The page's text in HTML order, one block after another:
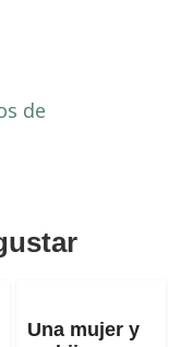
de
Una mujer y